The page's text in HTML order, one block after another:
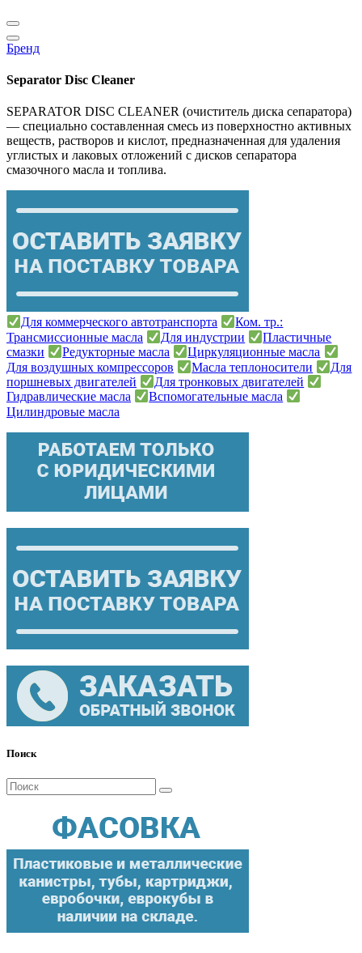
Бренд
Separator Disc Cleaner
SEPARATOR DISC CLEANER (очиститель диска сепаратора)
— специально составленная смесь из поверхностно активных
веществ, растворов и кислот, предназначенная для удаления
углистых и лаковых отложений с дисков сепаратора
смазочного масла и топлива.
Для коммерческого автотранспорта
Ком. тр.:
Трансмиссионные масла
Для индустрии
Пластичные
смазки
Редукторные масла
Циркуляционные масла
Для воздушных компрессоров
Масла теплоносители
Для
поршневых двигателей
Для тронковых двигателей
Гидравлические масла
Вспомогательные масла
Цилиндровые масла
Поиск
Поиск
для: